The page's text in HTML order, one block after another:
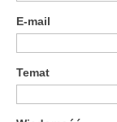
E-mail
Temat